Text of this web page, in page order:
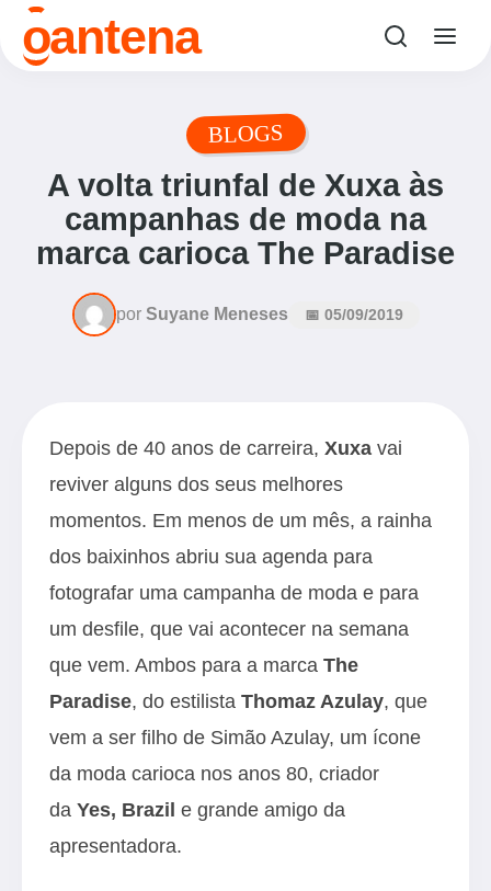
oantena
BLOGS
A volta triunfal de Xuxa às
campanhas de moda na
marca carioca The Paradise
por Suyane Meneses 📅 05/09/2019
Depois de 40 anos de carreira, Xuxa vai
reviver alguns dos seus melhores
momentos. Em menos de um mês, a rainha
dos baixinhos abriu sua agenda para
fotografar uma campanha de moda e para
um desfile, que vai acontecer na semana
que vem. Ambos para a marca The
Paradise, do estilista Thomaz Azulay, que
vem a ser filho de Simão Azulay, um ícone
da moda carioca nos anos 80, criador
da Yes, Brazil e grande amigo da
apresentadora.